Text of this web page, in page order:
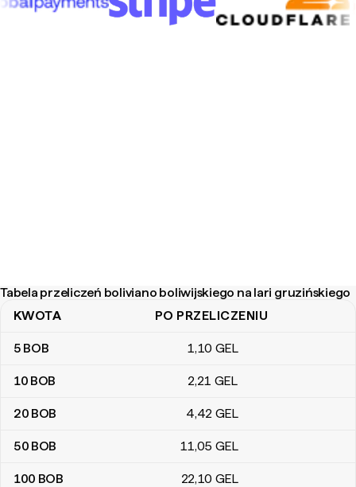
Tabela przeliczeń boliviano boliwijskiego na lari gruzińskiego
Tabela przeliczeń boliviano boliwijskiego na lari gruzińskiego
KWOTA PO PRZELICZENIU
5 BOB 1,10 GEL
10 BOB 2,21 GEL
20 BOB 4,42 GEL
50 BOB 11,05 GEL
100 BOB 22,10 GEL